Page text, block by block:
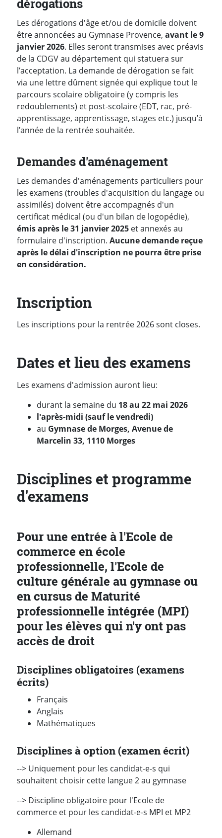
dérogations
Les dérogations d'âge et/ou de domicile doivent
être annoncées au Gymnase Provence, avant le 9
janvier 2026. Elles seront transmises avec préavis
de la CDGV au département qui statuera sur
l’acceptation. La demande de dérogation se fait
via une lettre dûment signée qui explique tout le
parcours scolaire obligatoire (y compris les
redoublements) et post-scolaire (EDT, rac, pré-
apprentissage, apprentissage, stages etc.) jusqu’à
l’année de la rentrée souhaitée.
Demandes d'aménagement
Les demandes d'aménagements particuliers pour
les examens (troubles d'acquisition du langage ou
assimilés) doivent être accompagnés d'un
certificat médical (ou d'un bilan de logopédie),
émis après le 31 janvier 2025 et annexés au
formulaire d'inscription. Aucune demande reçue
après le délai d'inscription ne pourra être prise
en considération.
Inscription
Les inscriptions pour la rentrée 2026 sont closes.
Dates et lieu des examens
Les examens d'admission auront lieu:
durant la semaine du 18 au 22 mai 2026
l'après-midi (sauf le vendredi)
au Gymnase de Morges, Avenue de
Marcelin 33, 1110 Morges
Disciplines et programme
d'examens
Pour une entrée à l'Ecole de
commerce en école
professionnelle, l'Ecole de
culture générale au gymnase ou
en cursus de Maturité
professionnelle intégrée (MPI)
pour les élèves qui n'y ont pas
accès de droit
Disciplines obligatoires (examens
écrits)
Français
Anglais
Mathématiques
Disciplines à option (examen écrit)
--> Uniquement pour les candidat-e-s qui
souhaitent choisir cette langue 2 au gymnase
--> Discipline obligatoire pour l'Ecole de
commerce et pour les candidat-e-s MPI et MP2
Allemand